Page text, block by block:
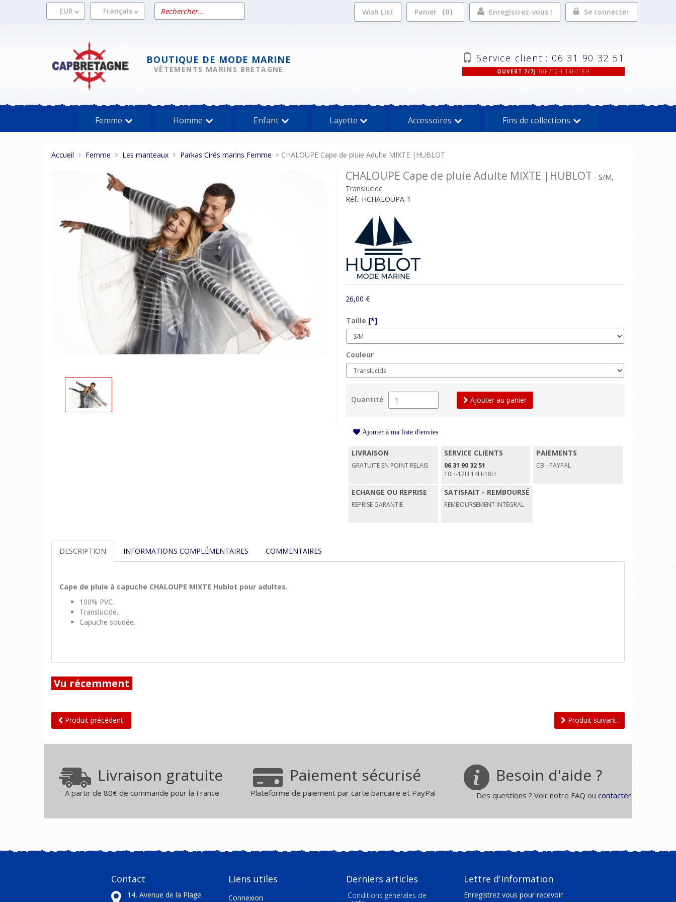
EUR Français
Rechercher
un
Enregistrez-vous ! Se connecter
Panier 0
Wish List
BOUTIQUE DE MODE MARINE
VÊTEMENTS MARINS BRETAGNE
Service client : 06 31 90 32 51
OUVERT 7/7j 10H/12H 14H/18H
Femme Homme Enfant Layette Accessoires Fins de collections
Vous
Accueil Femme Les manteaux Parkas Cirés marins Femme CHALOUPE Cape de pluie Adulte MIXTE |HUBLOT
CHALOUPE Cape de pluie Adulte MIXTE |HUBLOT - S/M,
Translucide
Réf.: HCHALOUPA-1
26,00 €
Taille [*]
Couleur
Quantité Ajouter au panier
Ajouter à ma liste d\envies
LIVRAISON
GRATUITE EN POINT RELAIS
SERVICE CLIENTS
06 31 90 32 51
10H-12H 14H-18H
PAIEMENTS
CB - PAYPAL
ECHANGE OU REPRISE
REPRISE GARANTIE
SATISFAIT - REMBOURSÉ
REMBOURSEMENT INTÉGRAL
DESCRIPTION INFORMATIONS COMPLÉMENTAIRES COMMENTAIRES
Cape de pluie à capuche CHALOUPE MIXTE Hublot pour adultes.
100% PVC.
Translucide.
Capuche soudée.
Vu récemment
Produit précédent. Produit suivant.
Livraison gratuite
A partir de 80€ de commande pour la France
Paiement sécurisé
Plateforme de paiement par carte bancaire et PayPal
Besoin d'aide ?
Des questions ? Voir notre FAQ ou contacter
Contact
14, Avenue de la Plage
Liens utiles
Connexion
Derniers articles
Conditions générales de
Lettre d'information
Enregistrez vous pour recevoir